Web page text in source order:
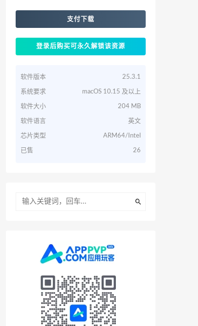
支付下载
登录后购买可永久解锁该资源
软件版本 25.3.1
系统要求 macOS 10.15 及以上
软件大小 204 MB
软件语言 英文
芯片类型 ARM64/Intel
已售 26